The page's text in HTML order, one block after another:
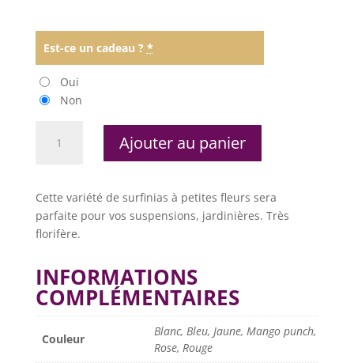
Est-ce un cadeau ? *
Oui
Non
Ajouter au panier
Cette variété de surfinias à petites fleurs sera
parfaite pour vos suspensions, jardinières. Très
florifère.
INFORMATIONS
COMPLÉMENTAIRES
Couleur
Blanc, Bleu, Jaune, Mango punch,
Rose, Rouge